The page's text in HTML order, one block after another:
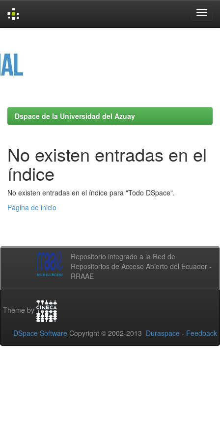
Dspace de la Universidad del Azuay
No existen entradas en el
índice
No existen entradas en el índice para "Todo DSpace".
Página de inicio
Repositorio integrado a la Red de
Repositorios de Acceso Abierto del Ecuador -
RRAAE
Theme by
DSpace Software Copyright © 2002-2013 Duraspace - Feedback